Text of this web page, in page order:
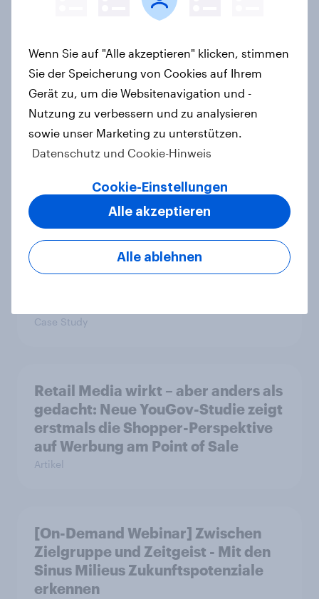
die Suche übernimmt
Das Geschäft mit dem Schlaf: Frei
verkäufliches Melatonin dominiert,
doch digitale Produkte bieten
Wachstumspotenzial
Wie FRoSTA mit YouGov Shopper
käuferorientierte
Case Study
Retail Media wirkt – aber anders als
gedacht: Neue YouGov-Studie zeigt
erstmals die Shopper-Perspektive
auf Werbung am Point of Sale
Artikel
[On-Demand Webinar] Zwischen
Zielgruppe und Zeitgeist - Mit den
Sinus Milieus Zukunftspotenziale
erkennen
Wenn Sie auf "Alle akzeptieren" klicken, stimmen
Sie der Speicherung von Cookies auf Ihrem
Gerät zu, um die Websitenavigation und -
Nutzung zu verbessern und zu analysieren
sowie unser Marketing zu unterstützen.
Datenschutz und Cookie-Hinweis
Cookie-Einstellungen
Alle ablehnen
Alle akzeptieren